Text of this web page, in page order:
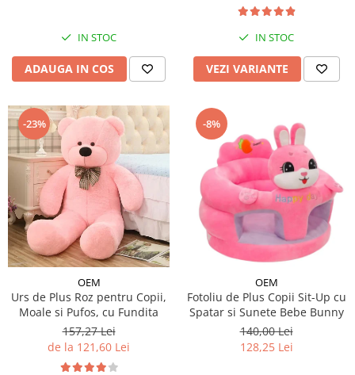
IN STOC
ADAUGA IN COS
IN STOC
VEZI VARIANTE
-23%
OEM
Urs de Plus Roz pentru Copii,
Moale si Pufos, cu Fundita
157,27 Lei
de la 121,60 Lei
-8%
OEM
Fotoliu de Plus Copii Sit-Up cu
Spatar si Sunete Bebe Bunny
140,00 Lei
128,25 Lei